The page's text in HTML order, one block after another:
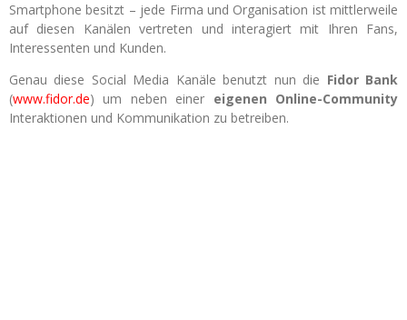
Smartphone besitzt – jede Firma und Organisation ist mittlerweile
auf diesen Kanälen vertreten und interagiert mit Ihren Fans,
Interessenten und Kunden.
Genau diese Social Media Kanäle benutzt nun die Fidor Bank
(www.fidor.de) um neben einer eigenen Online-Community
Interaktionen und Kommunikation zu betreiben.